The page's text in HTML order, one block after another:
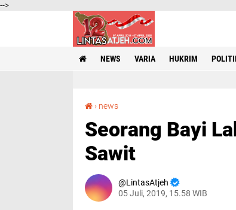
-->
NEWS VARIA HUKRIM
› news
Seorang Bayi
Sawit
LintasAtjeh
05 Juli, 2019, 15.58 WIB